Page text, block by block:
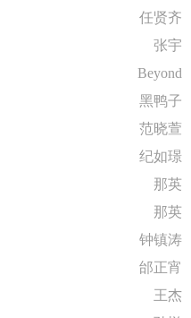
任贤齐
张宇
Beyond
黑鸭子
范晓萱
纪如璟
那英
那英
钟镇涛
邰正宵
王杰